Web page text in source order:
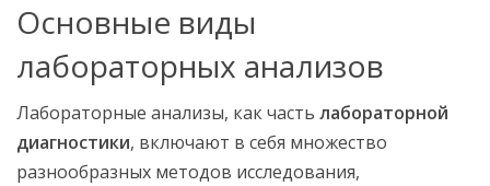
Основные виды
лабораторных анализов
Лабораторные анализы, как часть лабораторной
диагностики, включают в себя множество
разнообразных методов исследования,